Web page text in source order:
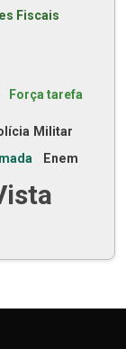
Fiscais
Força tarefa
Militar
Enem